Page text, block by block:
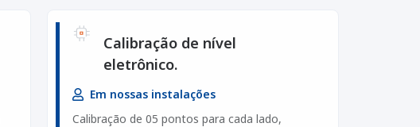
Calibração de nível
eletrônico.
Em nossas instalações
Calibração de 05 pontos para cada lado,